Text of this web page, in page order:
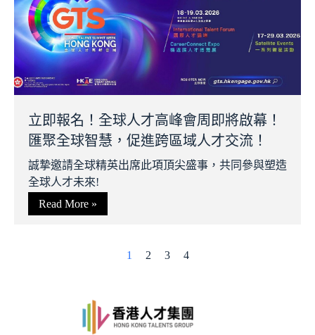
立即報名！全球人才高峰會周即將啟幕！
匯聚全球智慧，促進跨區域人才交流！
誠摯邀請全球精英出席此項頂尖盛事，共同參與塑造
全球人才未來!
Read More »
1 2 3 4